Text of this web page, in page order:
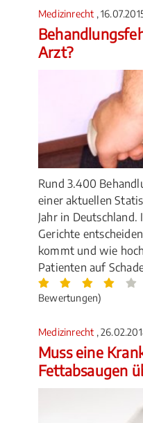
Medizinrecht ,
Arzt?
Rund 3.400
einer aktuellen
Jahr in
Gerichte
kommt und wie
Patienten auf
Bewertungen)
Medizinrecht ,
Muss eine
Fettabsaugen